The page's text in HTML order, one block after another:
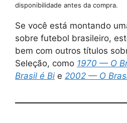
disponibilidade antes da compra.
Se você está montando
sobre futebol brasileiro,
bem com outros títulos
Seleção, como 1970 — O
Brasil é Bi e 2002 — O